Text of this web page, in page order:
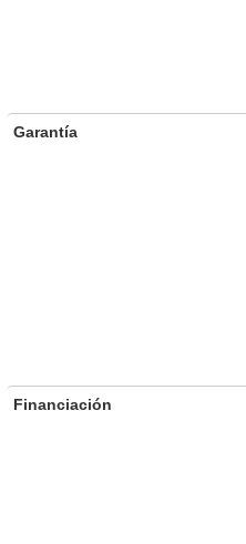
Garantía
Financiación